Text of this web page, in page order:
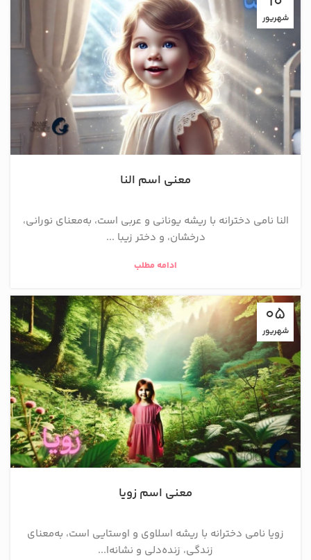
شهریور
معنی اسم النا
النا نامی دخترانه با ریشه یونانی و عربی است، به‌معنای نورانی،
درخشان، و دختر زیبا ...
ادامه مطلب
05
شهریور
معنی اسم زویا
زویا نامی دخترانه با ریشه اسلاوی و اوستایی است، به‌معنای
زندگی، زنده‌دلی و نشانه‌ا...